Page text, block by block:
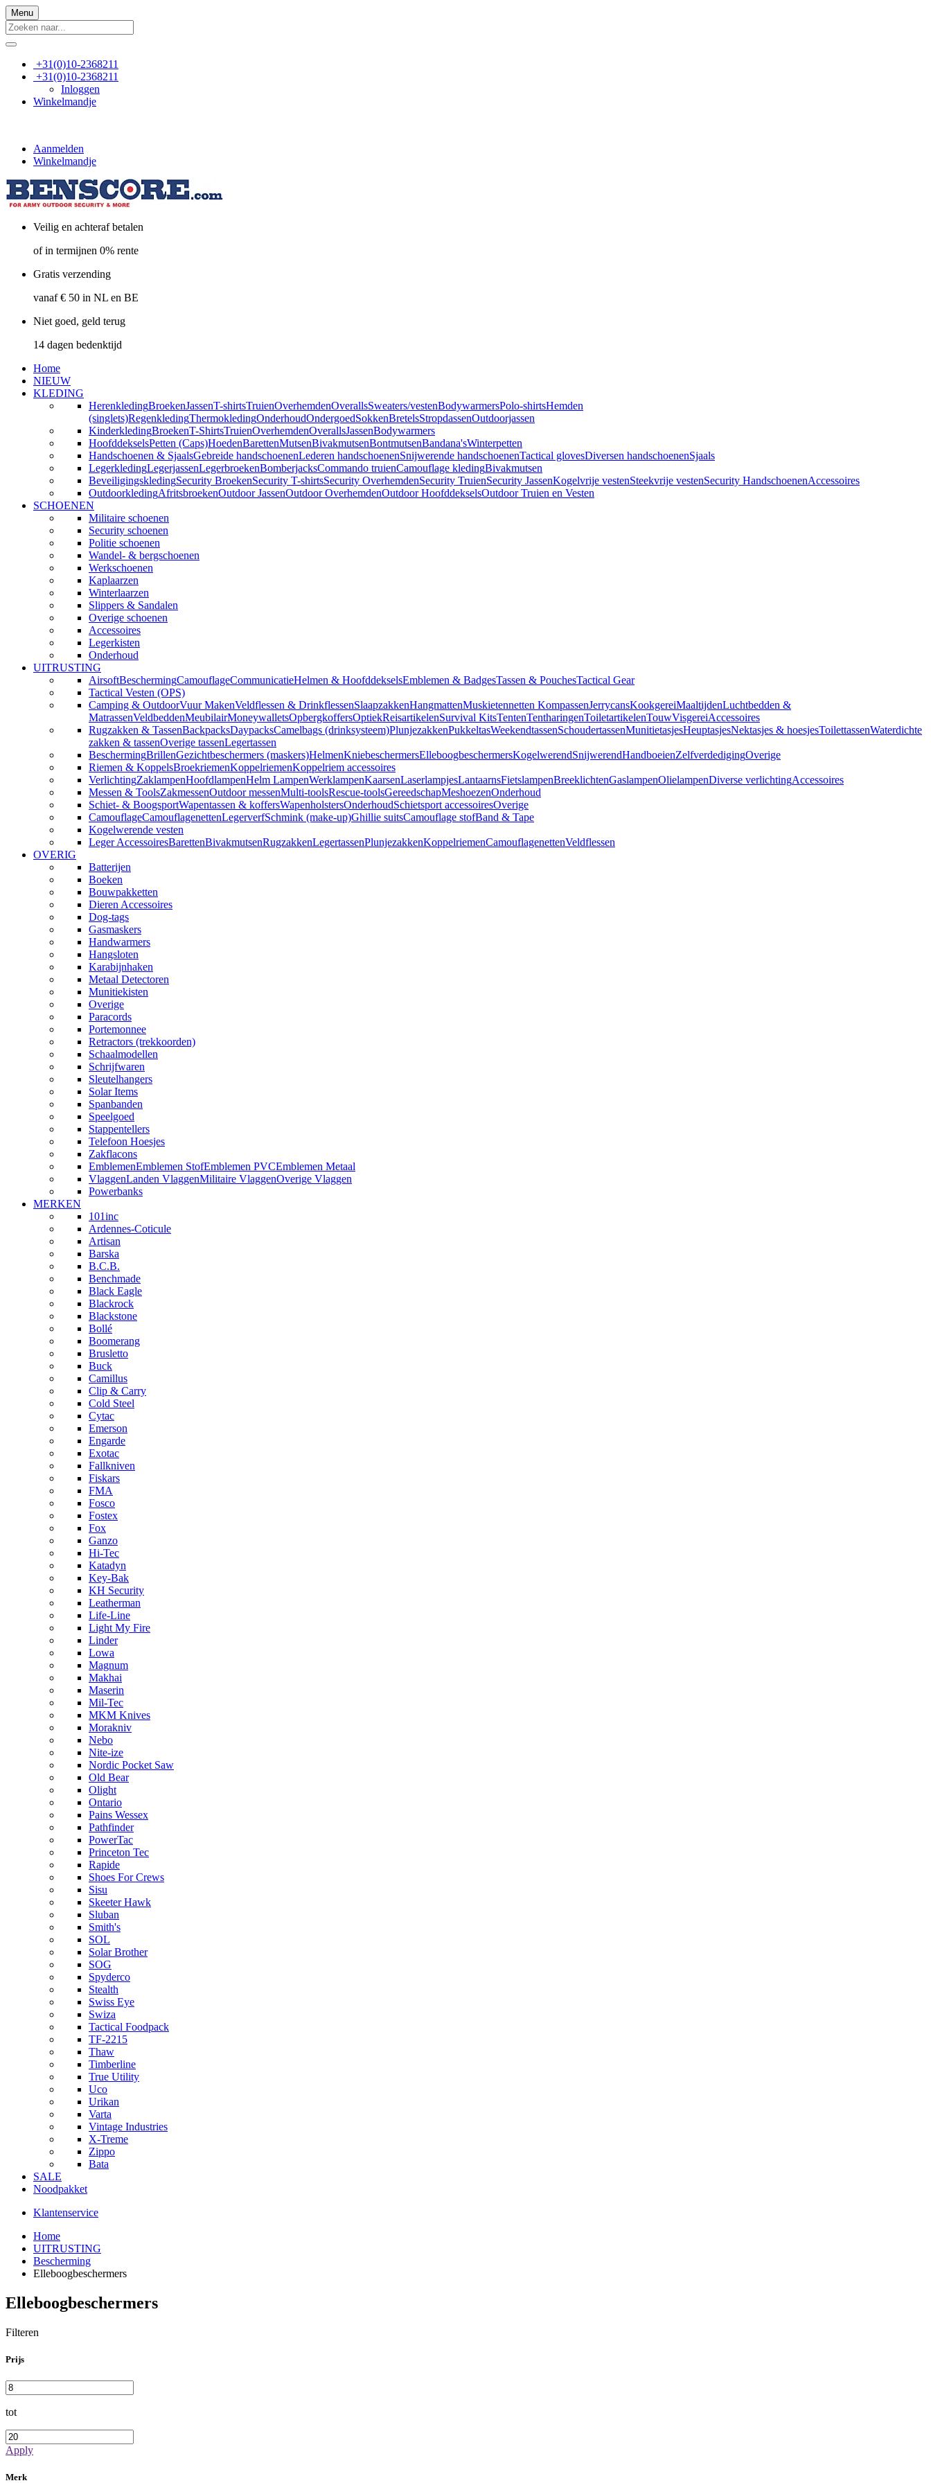
Menu
+31(0)10-2368211
+31(0)10-2368211
Inloggen
Winkelmandje
Aanmelden
Winkelmandje
Veilig en achteraf betalen
of in termijnen 0% rente
Gratis verzending
vanaf € 50 in NL en BE
Niet goed, geld terug
14 dagen bedenktijd
Home
NIEUW
KLEDING
HerenkledingBroekenJassenT-shirtsTruienOverhemdenOverallsSweaters/vestenBodywarmersPolo-shirtsHemden
(singlets)RegenkledingThermokledingOnderhoudOndergoedSokkenBretelsStropdassenOutdoorjassen
KinderkledingBroekenT-ShirtsTruienOverhemdenOverallsJassenBodywarmers
HoofddekselsPetten (Caps)HoedenBarettenMutsenBivakmutsenBontmutsenBandana'sWinterpetten
Handschoenen & SjaalsGebreide handschoenenLederen handschoenenSnijwerende handschoenenTactical glovesDiversen handschoenenSjaals
LegerkledingLegerjassenLegerbroekenBomberjacksCommando truienCamouflage kledingBivakmutsen
BeveiligingskledingSecurity BroekenSecurity T-shirtsSecurity OverhemdenSecurity TruienSecurity JassenKogelvrije vestenSteekvrije vestenSecurity HandschoenenAccessoires
OutdoorkledingAfritsbroekenOutdoor JassenOutdoor OverhemdenOutdoor HoofddekselsOutdoor Truien en Vesten
SCHOENEN
Militaire schoenen
Security schoenen
Politie schoenen
Wandel- & bergschoenen
Werkschoenen
Kaplaarzen
Winterlaarzen
Slippers & Sandalen
Overige schoenen
Accessoires
Legerkisten
Onderhoud
UITRUSTING
AirsoftBeschermingCamouflageCommunicatieHelmen & HoofddekselsEmblemen & BadgesTassen & PouchesTactical Gear
Tactical Vesten (OPS)
Camping & OutdoorVuur MakenVeldflessen & DrinkflessenSlaapzakkenHangmattenMuskietennetten KompassenJerrycansKookgereiMaaltijdenLuchtbedden &
MatrassenVeldbeddenMeubilairMoneywalletsOpbergkoffersOptiekReisartikelenSurvival KitsTentenTentharingenToiletartikelenTouwVisgereiAccessoires
Rugzakken & TassenBackpacksDaypacksCamelbags (drinksysteem)PlunjezakkenPukkeltasWeekendtassenSchoudertassenMunitietasjesHeuptasjesNektasjes & hoesjesToilettassenWaterdichte
zakken & tassenOverige tassenLegertassen
BeschermingBrillenGezichtbeschermers (maskers)HelmenKniebeschermersElleboogbeschermersKogelwerendSnijwerendHandboeienZelfverdedigingOverige
Riemen & KoppelsBroekriemenKoppelriemenKoppelriem accessoires
VerlichtingZaklampenHoofdlampenHelm LampenWerklampenKaarsenLaserlampjesLantaarnsFietslampenBreeklichtenGaslampenOlielampenDiverse verlichtingAccessoires
Messen & ToolsZakmessenOutdoor messenMulti-toolsRescue-toolsGereedschapMeshoezenOnderhoud
Schiet- & BoogsportWapentassen & koffersWapenholstersOnderhoudSchietsport accessoiresOverige
CamouflageCamouflagenettenLegerverfSchmink (make-up)Ghillie suitsCamouflage stofBand & Tape
Kogelwerende vesten
Leger AccessoiresBarettenBivakmutsenRugzakkenLegertassenPlunjezakkenKoppelriemenCamouflagenettenVeldflessen
OVERIG
Batterijen
Boeken
Bouwpakketten
Dieren Accessoires
Dog-tags
Gasmaskers
Handwarmers
Hangsloten
Karabijnhaken
Metaal Detectoren
Munitiekisten
Overige
Paracords
Portemonnee
Retractors (trekkoorden)
Schaalmodellen
Schrijfwaren
Sleutelhangers
Solar Items
Spanbanden
Speelgoed
Stappentellers
Telefoon Hoesjes
Zakflacons
EmblemenEmblemen StofEmblemen PVCEmblemen Metaal
VlaggenLanden VlaggenMilitaire VlaggenOverige Vlaggen
Powerbanks
MERKEN
101inc
Ardennes-Coticule
Artisan
Barska
B.C.B.
Benchmade
Black Eagle
Blackrock
Blackstone
Bollé
Boomerang
Brusletto
Buck
Camillus
Clip & Carry
Cold Steel
Cytac
Emerson
Engarde
Exotac
Fallkniven
Fiskars
FMA
Fosco
Fostex
Fox
Ganzo
Hi-Tec
Katadyn
Key-Bak
KH Security
Leatherman
Life-Line
Light My Fire
Linder
Lowa
Magnum
Makhai
Maserin
Mil-Tec
MKM Knives
Morakniv
Nebo
Nite-ize
Nordic Pocket Saw
Old Bear
Olight
Ontario
Pains Wessex
Pathfinder
PowerTac
Princeton Tec
Rapide
Shoes For Crews
Sisu
Skeeter Hawk
Sluban
Smith's
SOL
Solar Brother
SOG
Spyderco
Stealth
Swiss Eye
Swiza
Tactical Foodpack
TF-2215
Thaw
Timberline
True Utility
Uco
Urikan
Varta
Vintage Industries
X-Treme
Zippo
Bata
SALE
Noodpakket
Klantenservice
Home
UITRUSTING
Bescherming
Elleboogbeschermers
Elleboogbeschermers
Filteren
Prijs
tot
Apply
Merk